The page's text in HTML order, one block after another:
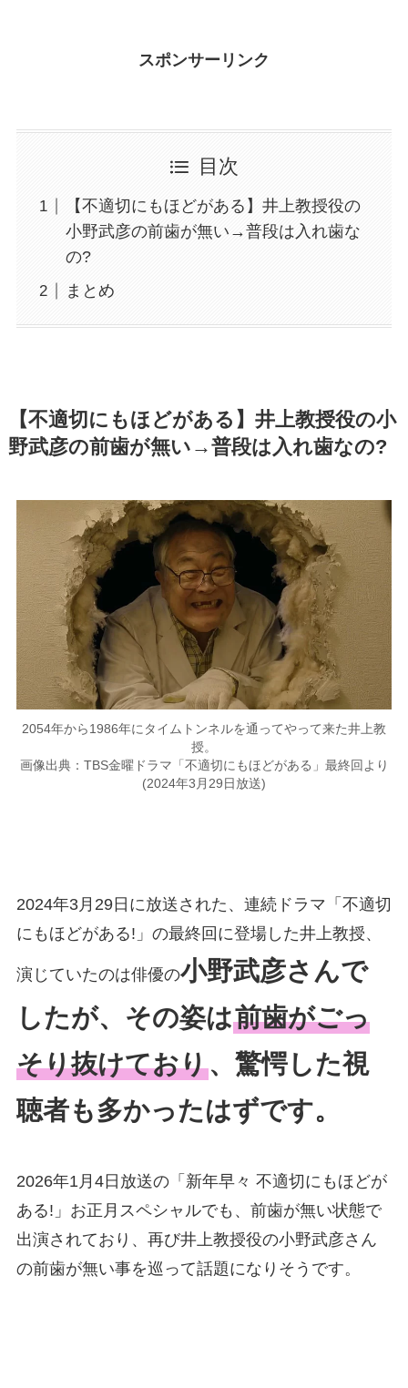
スポンサーリンク
目次
【不適切にもほどがある】井上教授役の
小野武彦の前歯が無い→普段は入れ歯な
の?
まとめ
【不適切にもほどがある】井上教授役の小
野武彦の前歯が無い→普段は入れ歯なの?
2054年から1986年にタイムトンネルを通ってやって来た井上教
授。
画像出典：TBS金曜ドラマ「不適切にもほどがある」最終回より
(2024年3月29日放送)
2024年3月29日に放送された、連続ドラマ「不適切
にもほどがある!」の最終回に登場した井上教授、
演じていたのは俳優の小野武彦さんで
したが、その姿は前歯がごっ
そり抜けており、驚愕した視
聴者も多かったはずです。
2026年1月4日放送の「新年早々 不適切にもほどが
ある!」お正月スペシャルでも、前歯が無い状態で
出演されており、再び井上教授役の小野武彦さん
の前歯が無い事を巡って話題になりそうです。